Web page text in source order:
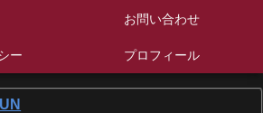
お問い合わせ
ー プロフィール